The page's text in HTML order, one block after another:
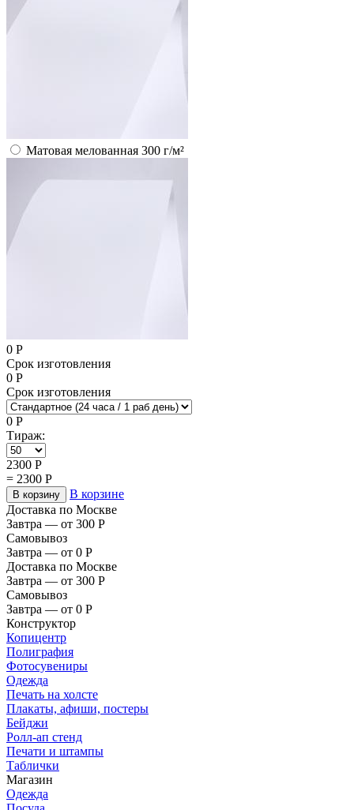
Матовая мелованная 300 г/м²
0 Р
Срок изготовления
0 Р
Срок изготовления
0 Р
Тираж:
2300 Р
= 2300 Р
В корзину
В корзине
Доставка по Москве
Завтра — от 300 Р
Самовывоз
Завтра — от 0 Р
Доставка по Москве
Завтра — от 300 Р
Самовывоз
Завтра — от 0 Р
Конструктор
Копицентр
Полиграфия
Фотосувениры
Одежда
Печать на холсте
Плакаты, афиши, постеры
Бейджи
Ролл-ап стенд
Печати и штампы
Таблички
Магазин
Одежда